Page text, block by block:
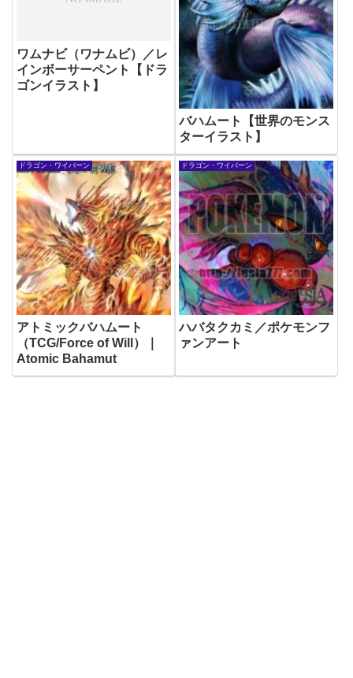
ワムナビ（ワナムビ）／レ
インボーサーペント【ドラ
ゴンイラスト】
バハムート【世界のモンス
ターイラスト】
ドラゴン・ワイバーン
アトミックバハムート
（TCG/Force of Will）｜
Atomic Bahamut
ドラゴン・ワイバーン
ハバタクカミ／ポケモンフ
ァンアート